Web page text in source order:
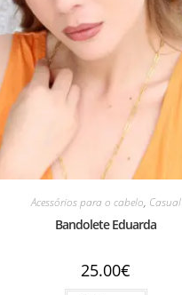
Acessórios para o cabelo, Casual
Bandolete Eduarda
25.00€